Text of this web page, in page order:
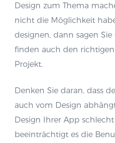
Design zum Thema
nicht die Möglichkeit
designen, dann sagen
finden auch den
Projekt.
Denken Sie daran, dass
auch vom Design
Design Ihrer App
beeinträchtigt es die